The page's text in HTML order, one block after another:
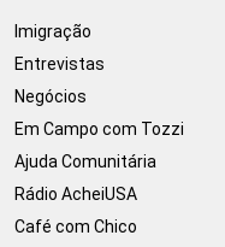
Imigração
Entrevistas
Negócios
Em Campo com Tozzi
Ajuda Comunitária
Rádio AcheiUSA
Café com Chico